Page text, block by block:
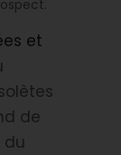
et
de